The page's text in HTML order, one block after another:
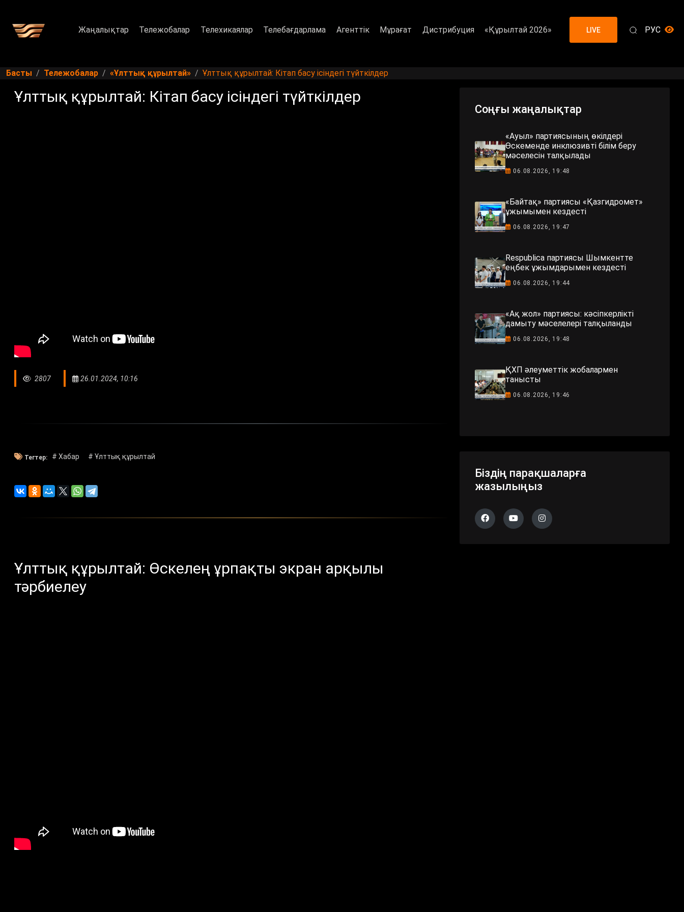
Жаңалықтар Тележобалар Телехикаялар Телебағдарлама Агенттік Мұрағат Дистрибуция «Құрылтай 2026» LIVE РУС
Басты Тележобалар «Ұлттық құрылтай» Ұлттық құрылтай: Кітап басу ісіндегі түйткілдер
Ұлттық құрылтай: Кітап басу ісіндегі түйткілдер
2807 26.01.2024, 10:16
Тегтер: # Хабар # Ұлттық құрылтай
Соңғы жаңалықтар
«Ауыл» партиясының өкілдері
Өскеменде инклюзивті білім беру
мәселесін талқылады
06.08.2026, 19:48
«Байтақ» партиясы «Қазгидромет»
ұжымымен кездесті
06.08.2026, 19:47
Respublica партиясы Шымкентте
еңбек ұжымдарымен кездесті
06.08.2026, 19:44
«Ақ жол» партиясы: кәсіпкерлікті
дамыту мәселелері талқыланды
06.08.2026, 19:48
ҚХП әлеуметтік жобалармен
танысты
06.08.2026, 19:46
Біздің парақшаларға
жазылыңыз
Ұлттық құрылтай: Өскелең ұрпақты экран арқылы
тәрбиелеу